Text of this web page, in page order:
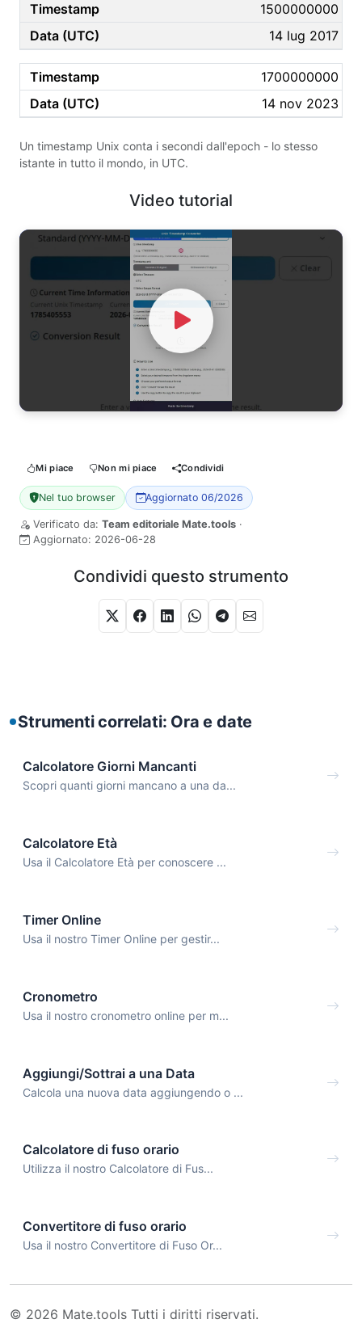
1500000000
14 lug 2017
1700000000
14 nov 2023
Un timestamp Unix conta i secondi dall'epoch - lo stesso
istante in tutto il mondo, in UTC.
Video tutorial
Watch Video
Mi piace Non mi piace Condividi
Nel tuo browser Aggiornato 06/2026
Verificato da: Team editoriale Mate.tools ·
Aggiornato: 2026-06-28
Condividi questo strumento
Strumenti correlati: Ora e date
Calcolatore Giorni Mancanti
Scopri quanti giorni mancano a una da...
Calcolatore Età
Usa il Calcolatore Età per conoscere ...
Timer Online
Usa il nostro Timer Online per gestir...
Cronometro
Usa il nostro cronometro online per m...
Aggiungi/Sottrai a una Data
Calcola una nuova data aggiungendo o ...
Calcolatore di fuso orario
Utilizza il nostro Calcolatore di Fus...
Convertitore di fuso orario
Usa il nostro Convertitore di Fuso Or...
© 2026 Mate.tools Tutti i diritti riservati.